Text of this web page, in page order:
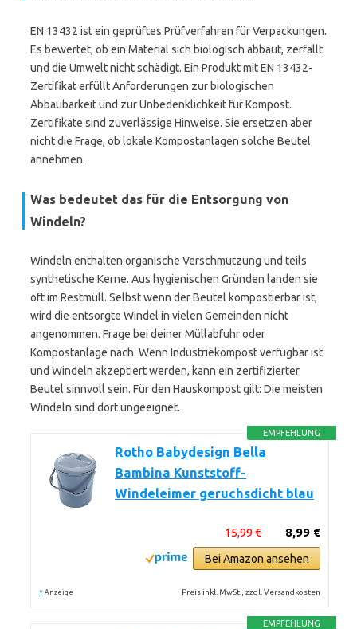
EN 13432 ist ein geprüftes Prüfverfahren für Verpackungen.
Es bewertet, ob ein Material sich biologisch abbaut, zerfällt
und die Umwelt nicht schädigt. Ein Produkt mit EN 13432-
Zertifikat erfüllt Anforderungen zur biologischen
Abbaubarkeit und zur Unbedenklichkeit für Kompost.
Zertifikate sind zuverlässige Hinweise. Sie ersetzen aber
nicht die Frage, ob lokale Kompostanlagen solche Beutel
annehmen.
Was bedeutet das für die Entsorgung von
Windeln?
Windeln enthalten organische Verschmutzung und teils
synthetische Kerne. Aus hygienischen Gründen landen sie
oft im Restmüll. Selbst wenn der Beutel kompostierbar ist,
wird die entsorgte Windel in vielen Gemeinden nicht
angenommen. Frage bei deiner Müllabfuhr oder
Kompostanlage nach. Wenn Industriekompost verfügbar ist
und Windeln akzeptiert werden, kann ein zertifizierter
Beutel sinnvoll sein. Für den Hauskompost gilt: Die meisten
Windeln sind dort ungeeignet.
EMPFEHLUNG
Rotho Babydesign Bella
Bambina Kunststoff-
Windeleimer geruchsdicht blau
8,99 €
15,99 €
Bei Amazon ansehen
* Anzeige Preis inkl. MwSt., zzgl. Versandkosten
EMPFEHLUNG